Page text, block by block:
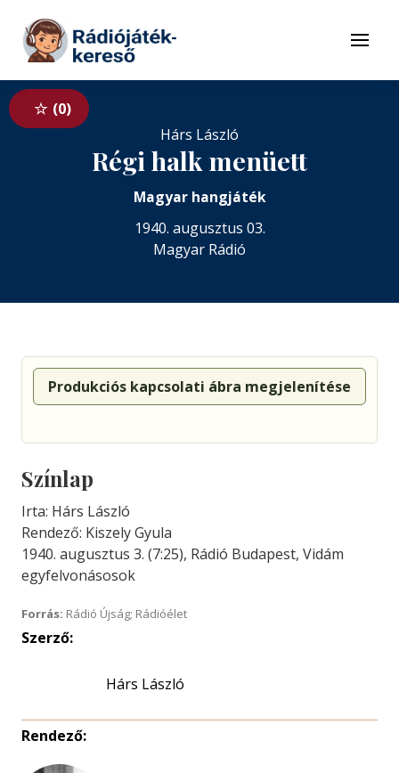
Tovább a tartalomhoz
Menü
0
Hárs László
Régi halk menüett
Magyar hangjáték
1940. augusztus 03.
Magyar Rádió
Produkciós kapcsolati ábra megjelenítése
Színlap
Irta: Hárs László
Rendező: Kiszely Gyula
1940. augusztus 3. (7:25), Rádió Budapest, Vidám
egyfelvonásosok
Forrás: Rádió Újság; Rádióélet
Szerző:
Hárs László
Rendező: